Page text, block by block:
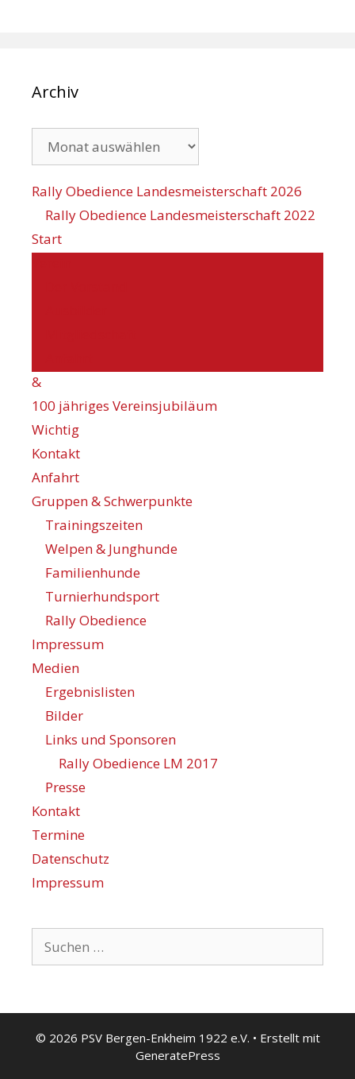
Archiv
Rally Obedience Landesmeisterschaft 2026
Rally Obedience Landesmeisterschaft 2022
Start
&
100 jähriges Vereinsjubiläum
Wichtig
Kontakt
Anfahrt
Gruppen & Schwerpunkte
Trainingszeiten
Welpen & Junghunde
Familienhunde
Turnierhundsport
Rally Obedience
Impressum
Medien
Ergebnislisten
Bilder
Links und Sponsoren
Rally Obedience LM 2017
Presse
Kontakt
Termine
Datenschutz
Impressum
nach:
© 2026 PSV Bergen-Enkheim 1922 e.V. • Erstellt mit
GeneratePress